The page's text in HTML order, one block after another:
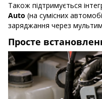
Також підтримується
Auto (на сумісних
заряджання через
Просте